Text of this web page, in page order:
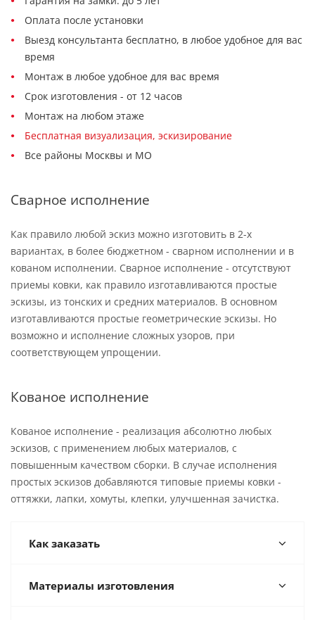
Оплата после установки
Выезд консультанта бесплатно, в любое удобное для вас
время
Монтаж в любое удобное для вас время
Срок изготовления - от 12 часов
Монтаж на любом этаже
Бесплатная визуализация, эскизирование
Все районы Москвы и МО
Сварное исполнение
Как правило любой эскиз можно изготовить в 2-х
вариантах, в более бюджетном - сварном исполнении и в
кованом исполнении. Сварное исполнение - отсутствуют
приемы ковки, как правило изготавливаются простые
эскизы, из тонских и средних материалов. В основном
изготавливаются простые геометрические эскизы. Но
возможно и исполнение сложных узоров, при
соответствующем упрощении.
Кованое исполнение
Кованое исполнение - реализация абсолютно любых
эскизов, с применением любых материалов, с
повышенным качеством сборки. В случае исполнения
простых эскизов добавляются типовые приемы ковки -
оттяжки, лапки, хомуты, клепки, улучшенная зачистка.
Как заказать
Материалы изготовления